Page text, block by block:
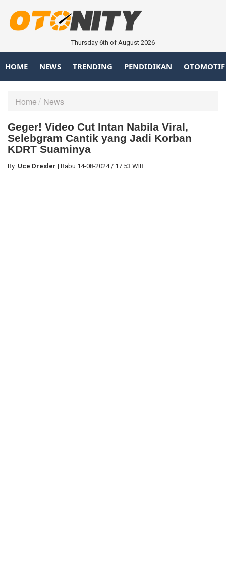
Thursday 6th of August 2026
HOME NEWS TRENDING PENDIDIKAN OTOMOTIF
Home News
Geger! Video Cut Intan Nabila Viral,
Selebgram Cantik yang Jadi Korban
KDRT Suaminya
By: Uce Dresler | Rabu 14-08-2024 / 17:53 WIB